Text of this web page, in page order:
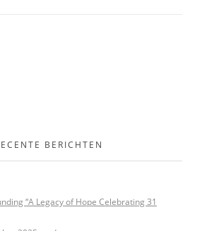
BERICHTEN
“A Legacy of Hope Celebrating 31